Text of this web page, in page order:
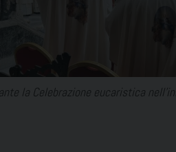
la Celebrazione eucaristica